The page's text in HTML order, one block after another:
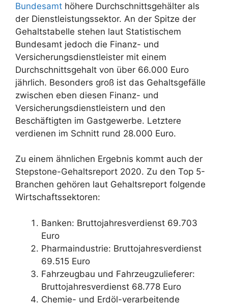
Bundesamt höhere Durchschnittsgehälter als
der Dienstleistungssektor. An der Spitze der
Gehaltstabelle stehen laut Statistischem
Bundesamt jedoch die Finanz- und
Versicherungsdienstleister mit einem
Durchschnittsgehalt von über 66.000 Euro
jährlich. Besonders groß ist das Gehaltsgefälle
zwischen eben diesen Finanz- und
Versicherungsdienstleistern und den
Beschäftigten im Gastgewerbe. Letztere
verdienen im Schnitt rund 28.000 Euro.
Zu einem ähnlichen Ergebnis kommt auch der
Stepstone-Gehaltsreport 2020. Zu den Top 5-
Branchen gehören laut Gehaltsreport folgende
Wirtschaftssektoren:
Banken: Bruttojahresverdienst 69.703
Euro
Pharmaindustrie: Bruttojahresverdienst
69.515 Euro
Fahrzeugbau und Fahrzeugzulieferer:
Bruttojahresverdienst 68.778 Euro
Chemie- und Erdöl-verarbeitende